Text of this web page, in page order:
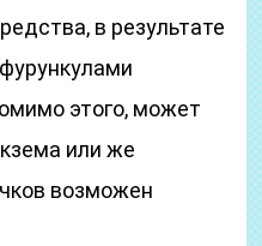
в результате
этого, может
или же
возможен